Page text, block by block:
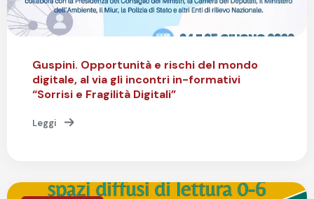
Guspini. Opportunità e rischi del mondo
digitale, al via gli incontri in-formativi
“Sorrisi e Fragilità Digitali”
Leggi